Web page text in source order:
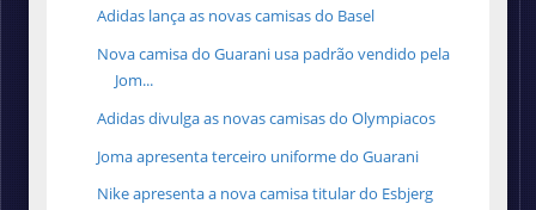
Adidas lança as novas camisas do Basel
Nova camisa do Guarani usa padrão vendido pela
Jom...
Adidas divulga as novas camisas do Olympiacos
Joma apresenta terceiro uniforme do Guarani
Nike apresenta a nova camisa titular do Esbjerg